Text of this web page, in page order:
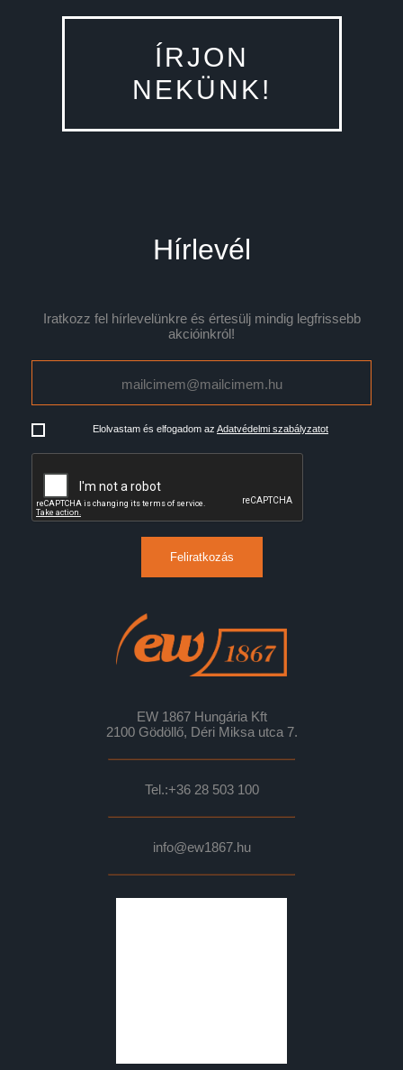
ÍRJON
NEKÜNK!
Hírlevél
Iratkozz fel hírlevelünkre és értesülj mindig legfrissebb
akcióinkról!
Elolvastam és elfogadom az Adatvédelmi szabályzatot
Feliratkozás
EW 1867 Hungária Kft
2100 Gödöllő, Déri Miksa utca 7.
Tel.:+36 28 503 100
info@ew1867.hu